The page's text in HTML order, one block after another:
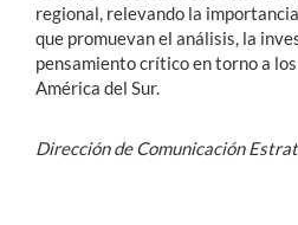
regional, relevando la
que promuevan el análisis, la
pensamiento crítico en torno a
América del Sur.
Dirección de Comunicación